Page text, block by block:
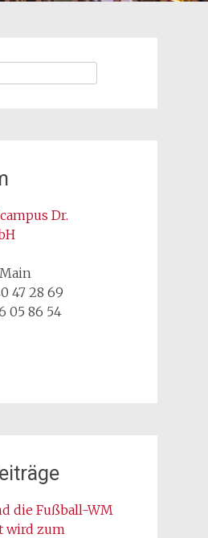
Dr.
47 28 69
05 86 54
die Fußball-WM
wird zum